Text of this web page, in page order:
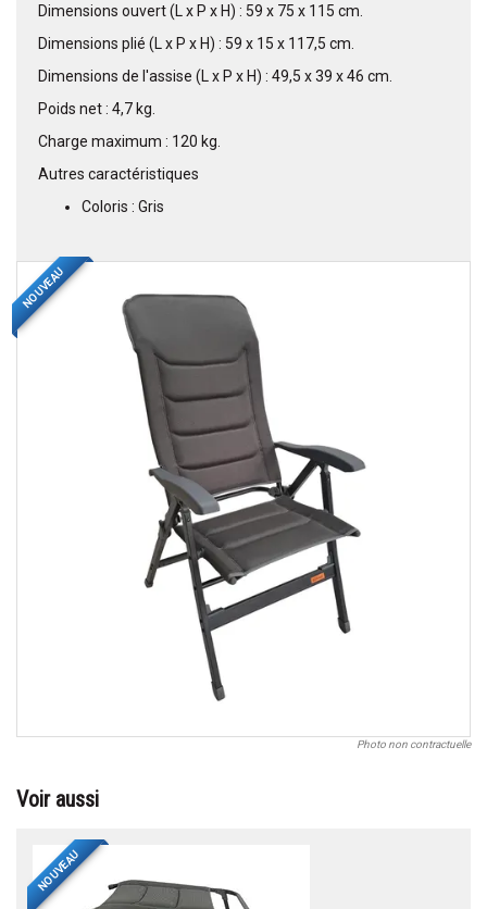
Dimensions ouvert (L x P x H) : 59 x 75 x 115 cm.
Dimensions plié (L x P x H) : 59 x 15 x 117,5 cm.
Dimensions de l'assise (L x P x H) : 49,5 x 39 x 46 cm.
Poids net : 4,7 kg.
Charge maximum : 120 kg.
Autres caractéristiques
Coloris : Gris
NOUVEAU
Photo non contractuelle
Voir aussi
NOUVEAU